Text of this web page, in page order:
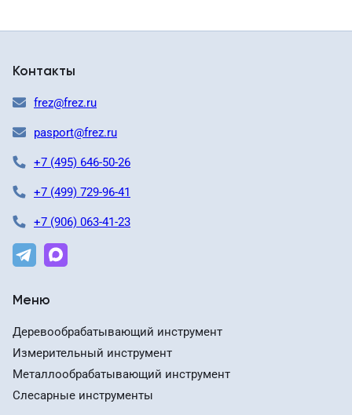
Контакты
frez@frez.ru
pasport@frez.ru
+7 (495) 646-50-26
+7 (499) 729-96-41
+7 (906) 063-41-23
Меню
Деревообрабатывающий инструмент
Измерительный инструмент
Металлообрабатывающий инструмент
Слесарные инструменты